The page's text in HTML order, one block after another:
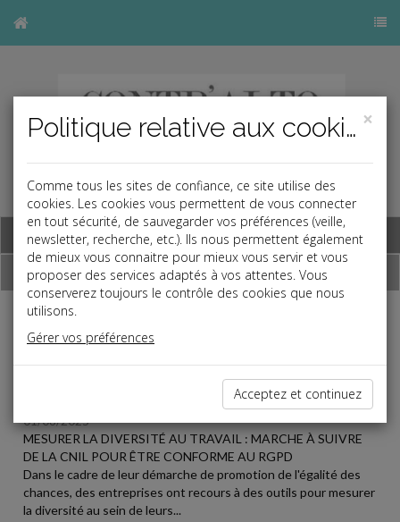
Base documentaire
Dépêches
Liste des dernières dépêches
01/08/2025
MESURER LA DIVERSITÉ AU TRAVAIL : MARCHE À SUIVRE
DE LA CNIL POUR ÊTRE CONFORME AU RGPD
Dans le cadre de leur démarche de promotion de l'égalité des
chances, des entreprises ont recours à des outils pour mesurer
la diversité au sein de leurs...
×
Politique relative aux cookies
Comme tous les sites de confiance, ce site utilise des
cookies. Les cookies vous permettent de vous connecter
en tout sécurité, de sauvegarder vos préférences (veille,
newsletter, recherche, etc.). Ils nous permettent également
de mieux vous connaitre pour mieux vous servir et vous
proposer des services adaptés à vos attentes. Vous
conserverez toujours le contrôle des cookies que nous
utilisons.
Gérer vos préférences
Acceptez et continuez